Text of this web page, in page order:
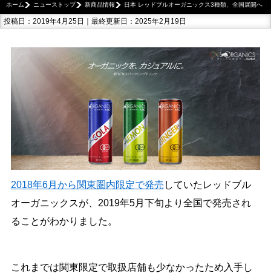
ホーム ニューストップ 新商品情報 日本 レッドブルオーガニックス3種類、全国展開へ
投稿日：2019年4月25日｜最終更新日：2025年2月19日
2018年6月から関東圏内限定で発売 していたレッドブル
オーガニックスが、2019年5月下旬より全国で発売され
ることがわかりました。
これまでは関東限定で取扱店舗も少なかったため入手し